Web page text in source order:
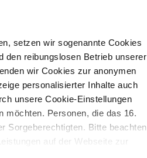
setzen wir sogenannte Cookies
den reibungslosen Betrieb unserer
wir Cookies zur anonymen
personalisierter Inhalte auch
unsere Cookie-Einstellungen
möchten. Personen, die das 16.
Sorgeberechtigten. Bitte beachten
auf der Webseite zur